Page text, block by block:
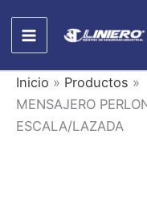
contenido
Inicio
Productos
MENSAJERO
ESCALA/LAZADA